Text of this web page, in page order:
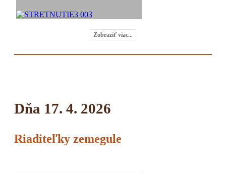
Zobraziť viac...
Dňa 17. 4. 2026
Riaditeľky zemegule